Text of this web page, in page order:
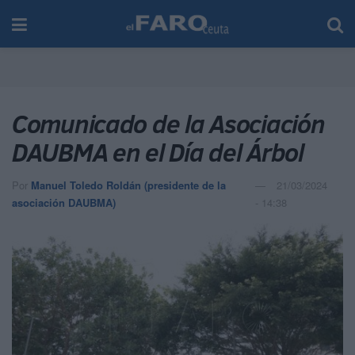
Comunicado de la Asociación
DAUBMA en el Día del Árbol
Por Manuel Toledo Roldán (presidente de la
asociación DAUBMA)
21/03/2024
- 14:38